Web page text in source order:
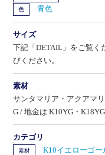
色 青色
サイズ
下記「DETAIL」をご覧く
びください。
素材
サンタマリア・アクアマ
G / 地金は K10YG・
カテゴリ
素材 K10イエローゴー